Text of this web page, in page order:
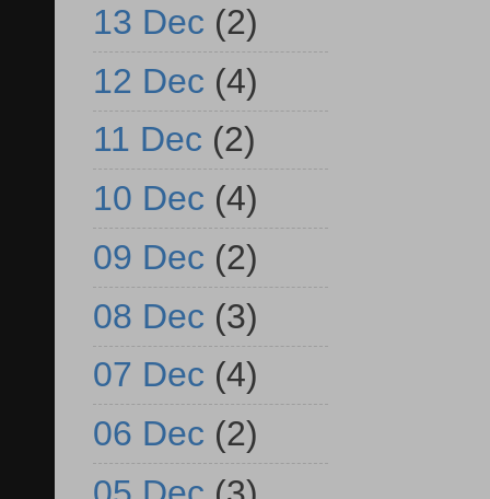
13 Dec (2)
12 Dec (4)
11 Dec (2)
10 Dec (4)
09 Dec (2)
08 Dec (3)
07 Dec (4)
06 Dec (2)